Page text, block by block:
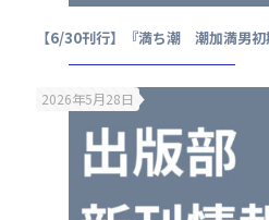
【6/30刊行】『満ち潮 潮加満男
2026年5月28日